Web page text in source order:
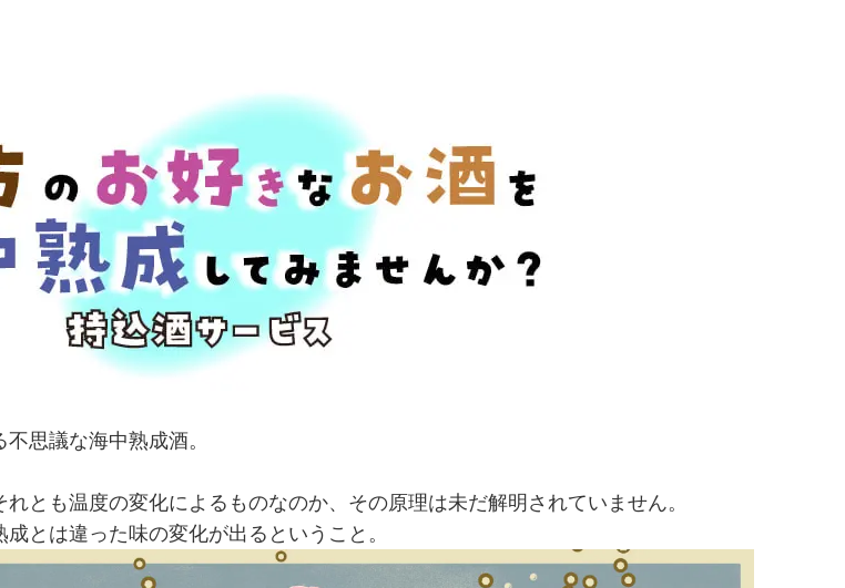
思議な海中熟成酒。
とも温度の変化によるものなのか、その原理は未だ解明されていません。
とは違った味の変化が出るということ。